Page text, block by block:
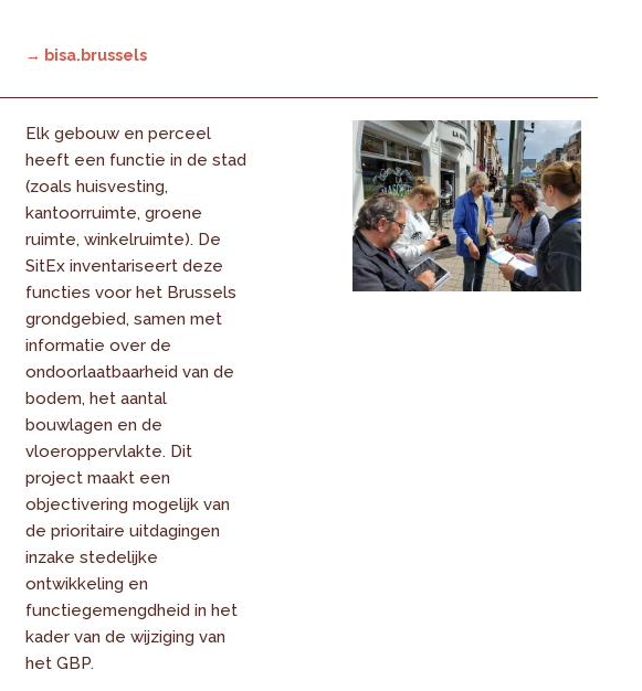
→ bisa.brussels
Elk gebouw en perceel
heeft een functie in de stad
(zoals huisvesting,
kantoorruimte, groene
ruimte, winkelruimte). De
SitEx inventariseert deze
functies voor het Brussels
grondgebied, samen met
informatie over de
ondoorlaatbaarheid van de
bodem, het aantal
bouwlagen en de
vloeroppervlakte. Dit
project maakt een
objectivering mogelijk van
de prioritaire uitdagingen
inzake stedelijke
ontwikkeling en
functiegemengdheid in het
kader van de wijziging van
het GBP.